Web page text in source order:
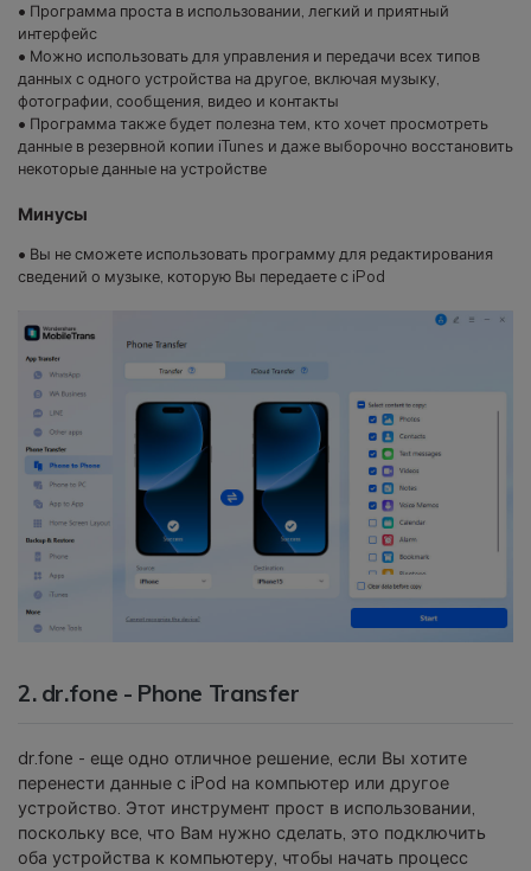
• Программа проста в использовании, легкий и приятный
интерфейс
• Можно использовать для управления и передачи всех типов
данных с одного устройства на другое, включая музыку,
фотографии, сообщения, видео и контакты
• Программа также будет полезна тем, кто хочет просмотреть
данные в резервной копии iTunes и даже выборочно восстановить
некоторые данные на устройстве
Минусы
• Вы не сможете использовать программу для редактирования
сведений о музыке, которую Вы передаете с iPod
2. dr.fone - Phone Transfer
dr.fone - еще одно отличное решение, если Вы хотите
перенести данные с iPod на компьютер или другое
устройство. Этот инструмент прост в использовании,
поскольку все, что Вам нужно сделать, это подключить
оба устройства к компьютеру, чтобы начать процесс